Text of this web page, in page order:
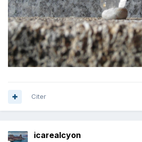
Citer
icarealcyon